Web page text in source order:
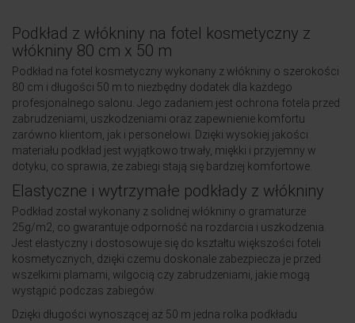
Podkład z włókniny na fotel kosmetyczny z
włókniny 80 cm x 50 m
Podkład na fotel kosmetyczny wykonany z włókniny o szerokości
80 cm i długości 50 m to niezbędny dodatek dla każdego
profesjonalnego salonu. Jego zadaniem jest ochrona fotela przed
zabrudzeniami, uszkodzeniami oraz zapewnienie komfortu
zarówno klientom, jak i personelowi. Dzięki wysokiej jakości
materiału podkład jest wyjątkowo trwały, miękki i przyjemny w
dotyku, co sprawia, że zabiegi stają się bardziej komfortowe.
Elastyczne i wytrzymałe podkłady z włókniny
Podkład został wykonany z solidnej włókniny o gramaturze
25g/m2, co gwarantuje odporność na rozdarcia i uszkodzenia.
Jest elastyczny i dostosowuje się do kształtu większości foteli
kosmetycznych, dzięki czemu doskonale zabezpiecza je przed
wszelkimi plamami, wilgocią czy zabrudzeniami, jakie mogą
wystąpić podczas zabiegów.
Dzięki długości wynoszącej aż 50 m jedna rolka podkładu